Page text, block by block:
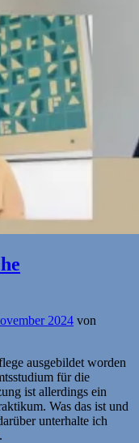
2024 von
ausgebildet worden
für die
ist allerdings ein
Was das ist und
unterhalte ich